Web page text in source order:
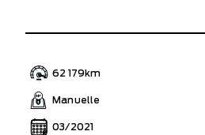
62 179km
Manuelle
03/2021